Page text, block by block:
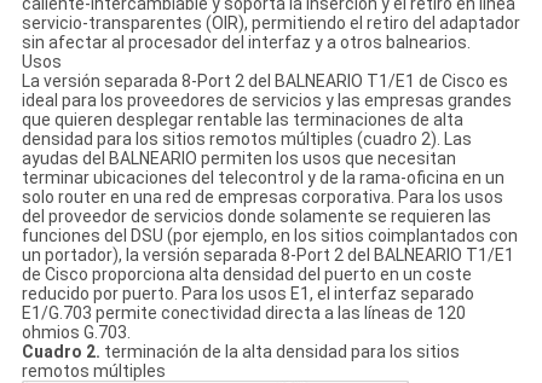
caliente-intercambiable y soporta la inserción y el retiro en línea
servicio-transparentes (OIR), permitiendo el retiro del adaptador
sin afectar al procesador del interfaz y a otros balnearios.
Usos
La versión separada 8-Port 2 del BALNEARIO T1/E1 de Cisco es
ideal para los proveedores de servicios y las empresas grandes
que quieren desplegar rentable las terminaciones de alta
densidad para los sitios remotos múltiples (cuadro 2). Las
ayudas del BALNEARIO permiten los usos que necesitan
terminar ubicaciones del telecontrol y de la rama-oficina en un
solo router en una red de empresas corporativa. Para los usos
del proveedor de servicios donde solamente se requieren las
funciones del DSU (por ejemplo, en los sitios coimplantados con
un portador), la versión separada 8-Port 2 del BALNEARIO T1/E1
de Cisco proporciona alta densidad del puerto en un coste
reducido por puerto. Para los usos E1, el interfaz separado
E1/G.703 permite conectividad directa a las líneas de 120
ohmios G.703.
Cuadro 2. terminación de la alta densidad para los sitios
remotos múltiples